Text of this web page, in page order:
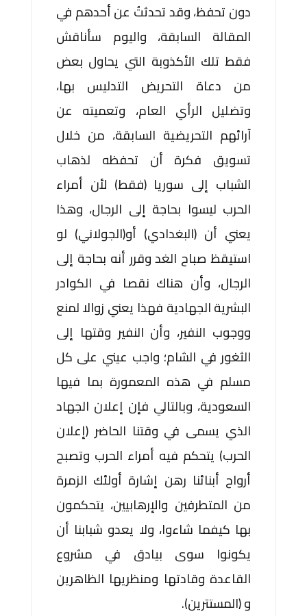
دون تحفظ، وقد تحدثتُ عن أحدهم في
المقالة السابقة، واليوم سأناقش
فقط تلك الأكذوبة التي يحاول بعض
من دعاة التحريض التدليس بها،
وتضليل الرأي العام، وتعميته عن
آرائهم التحريضية السابقة، من خلال
تسويق فكرة أن تحفظه لذهاب
الشباب إلى سوريا (فقط) لأن أمراء
الحرب ليسوا بحاجة إلى الرجال، وهذا
يعني أن (البغدادي) أو(الجولاني) لو
استيقظ صباح الغد وقرر أنه بحاجة إلى
الرجال، وأن هناك نقصا في الكوادر
البشرية الجهادية فهذا يعني زوالا لمنع
ووجوب النفير، وأن النفير وقتها إلى
الثغور في الشام؛ واجب عيني على كل
مسلم في هذه المعمورة بما فيها
السعودية، وبالتالي فإن إعلان الجهاد
الذي يسمى في وقتنا الحاضر (إعلان
الحرب) يتحكم فيه أمراء الحرب وتصبح
أرواح أبنائنا رهن إشارة أولئك الزمرة
من المتطرفين والإرهابيين، يتحكمون
بها كيفما شاءوا، ولا يعدو شبابنا أن
يكونوا سوى بيادق في مشروع
القاعدة وقادتها ومنظريها الظاهرين
و (المستترين).